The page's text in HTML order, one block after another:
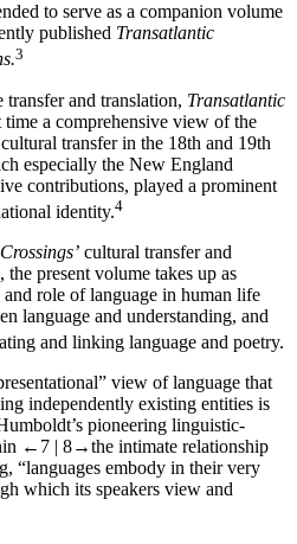
to serve as a companion volume
published Transatlantic
3
and translation, Transatlantic
time a comprehensive view of the
transfer in the 18th and 19th
especially the New England
contributions, played a prominent
identity.4
cultural transfer and
present volume takes up as
role of language in human life
language and understanding, and
and linking language and poetry.
view of language that
independently existing entities is
pioneering linguistic-
←7 | 8→the intimate relationship
“languages embody in their very
which its speakers view and